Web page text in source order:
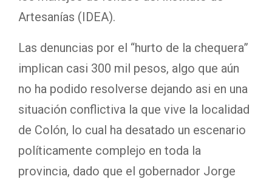
Artesanías (IDEA).
Las denuncias por el “hurto de la chequera”
implican casi 300 mil pesos, algo que aún
no ha podido resolverse dejando asi en una
situación conflictiva la que vive la localidad
de Colón, lo cual ha desatado un escenario
políticamente complejo en toda la
provincia, dado que el gobernador Jorge